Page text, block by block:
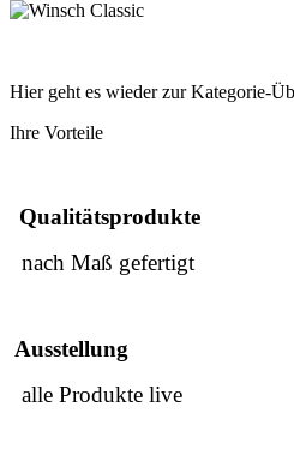
Hier geht es wieder zur Kategorie-
Ihre Vorteile
Qualitätsprodukte
nach Maß gefertigt
Ausstellung
alle Produkte live